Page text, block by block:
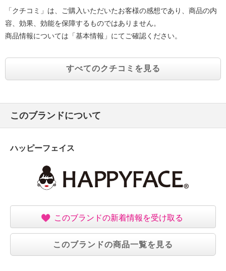
「クチコミ」は、ご購入いただいたお客様の感想であり、商品の内
容、効果、効能を保障するものではありません。
商品情報については「基本情報」にてご確認ください。
すべてのクチコミを見る
このブランドについて
ハッピーフェイス
このブランドの新着情報を受け取る
このブランドの商品一覧を見る